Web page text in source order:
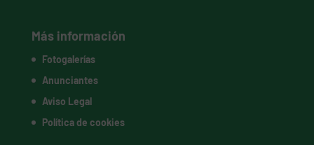
Más información
Fotogalerías
Anunciantes
Aviso Legal
Política de cookies